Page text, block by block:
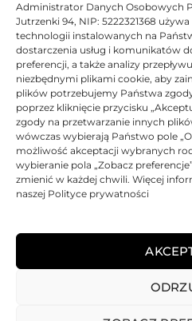
Administrator Danych Osobowych
Jutrzenki 94, NIP: 5222321368
technologii instalowanych na
dostarczenia usług i komunikatów
preferencji, a także analizy
niezbędnymi plikami cookie, aby
plików potrzebujemy Państwa
poprzez kliknięcie przycisku
zgody na przetwarzanie innych
wówczas wybierają Państwo pole
możliwość akceptacji wybranych
wybieranie pola „Zobacz
zmienić w każdej chwili. Więcej
naszej Polityce prywatności
Toner Samsung oryginalny D709
Oceniono
Toner Samsung Oryginalny 100% Nowy